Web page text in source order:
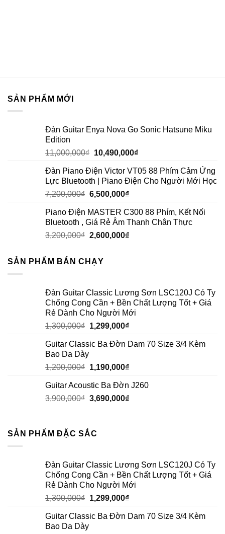
SẢN PHẨM MỚI
Đàn Guitar Enya Nova Go Sonic Hatsune Miku
Edition
11,000,000₫ 10,490,000₫
Đàn Piano Điện Victor VT05 88 Phím Cảm Ứng
Lực Bluetooth | Piano Điện Cho Người Mới Học
7,200,000₫ 6,500,000₫
Piano Điện MASTER C300 88 Phím, Kết Nối
Bluetooth , Giá Rẻ Âm Thanh Chân Thực
3,200,000₫ 2,600,000₫
SẢN PHẨM BÁN CHẠY
Đàn Guitar Classic Lương Sơn LSC120J Có Ty
Chống Cong Cần + Bền Chất Lượng Tốt + Giá
Rẻ Dành Cho Người Mới
1,300,000₫ 1,299,000₫
Guitar Classic Ba Đờn Dam 70 Size 3/4 Kèm
Bao Da Dày
1,200,000₫ 1,190,000₫
Guitar Acoustic Ba Đờn J260
3,900,000₫ 3,690,000₫
SẢN PHẨM ĐẶC SẮC
Đàn Guitar Classic Lương Sơn LSC120J Có Ty
Chống Cong Cần + Bền Chất Lượng Tốt + Giá
Rẻ Dành Cho Người Mới
1,300,000₫ 1,299,000₫
Guitar Classic Ba Đờn Dam 70 Size 3/4 Kèm
Bao Da Dày